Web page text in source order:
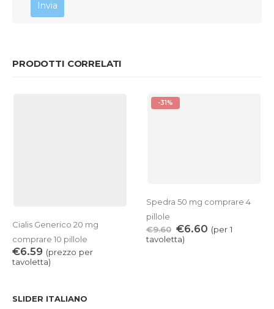
PRODOTTI CORRELATI
Cialis Generico 20 mg
comprare 10 pillole
€6.59 (prezzo per
tavoletta)
-31%
Spedra 50 mg comprare 4
pillole
€9.60 €6.60 (per 1
tavoletta)
SLIDER ITALIANO